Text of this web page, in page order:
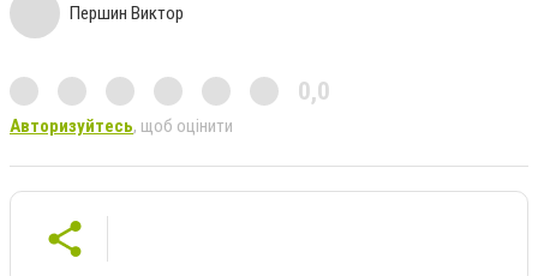
Першин Виктор
0,0
Авторизуйтесь, щоб оцінити